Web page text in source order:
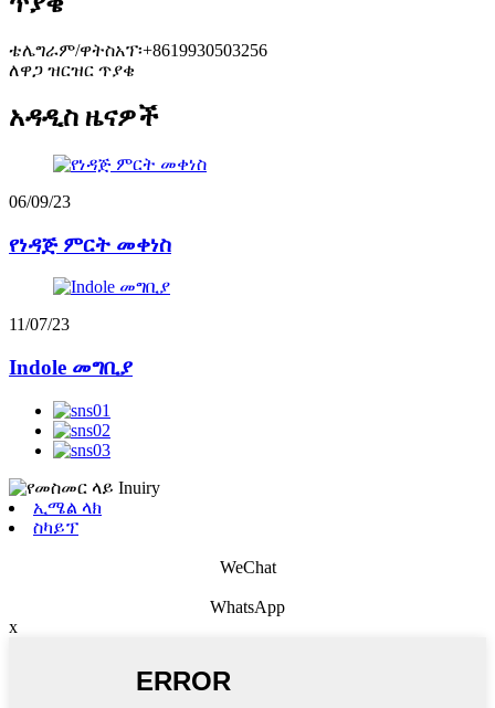
ቴሌግራም/ዋትስአፕ፡+8619930503256
ለዋጋ ዝርዝር ጥያቄ
አዳዲስ ዜናዎች
06/09/23
የነዳጅ ምርት መቀነስ
11/07/23
Indole መግቢያ
ኢሜል ላክ
ስካይፕ
WeChat
WhatsApp
x